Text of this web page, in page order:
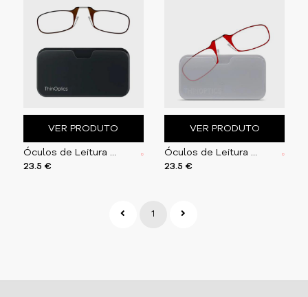
VER PRODUTO
Óculos de Leitura + Estojo | Castanhos
23.5 €
VER PRODUTO
Óculos de Leitura + Estojo | Vermelhos
23.5 €
1